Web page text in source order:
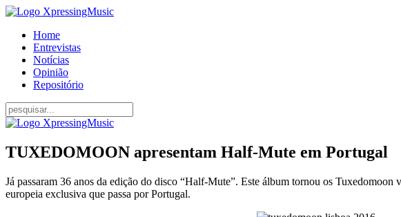
Home
Entrevistas
Notícias
Opinião
Repositório
TUXEDOMOON apresentam Half-Mute em Portugal
Já passaram 36 anos da edição do disco “Half-Mute”. Este álbum tornou os
europeia exclusiva que passa por Portugal.